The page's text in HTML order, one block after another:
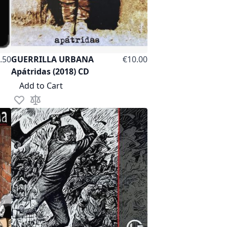
as
GUERRILLA URBANA
Apátridas (2018) CD
€10.00
Add to Cart
Add to Wish List
Add to Compare